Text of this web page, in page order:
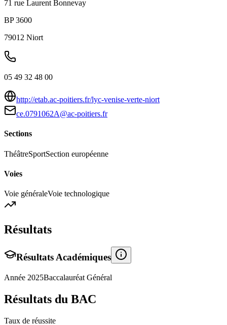
71 rue Laurent Bonnevay
BP 3600
79012 Niort
05 49 32 48 00
http://etab.ac-poitiers.fr/lyc-venise-verte-niort
ce.0791062A@ac-poitiers.fr
Sections
ThéâtreSportSection européenne
Voies
Voie généraleVoie technologique
Résultats
Résultats Académiques
Année 2025Baccalauréat Général
Résultats du BAC
Taux de réussite